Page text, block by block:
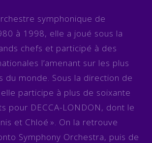
symphonique de
à 1998, elle a joué sous la
chefs et participé à des
l’amenant sur les plus
du monde. Sous la direction de
participe à plus de soixante
pour DECCA-LONDON, dont le
et Chloé ». On la retrouve
Symphony Orchestra, puis de